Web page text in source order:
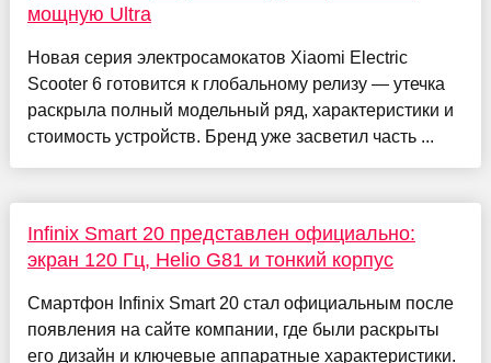
мощную Ultra
Новая серия электросамокатов Xiaomi Electric
Scooter 6 готовится к глобальному релизу — утечка
раскрыла полный модельный ряд, характеристики и
стоимость устройств. Бренд уже засветил часть ...
Infinix Smart 20 представлен официально:
экран 120 Гц, Helio G81 и тонкий корпус
Смартфон Infinix Smart 20 стал официальным после
появления на сайте компании, где были раскрыты
его дизайн и ключевые аппаратные характеристики.